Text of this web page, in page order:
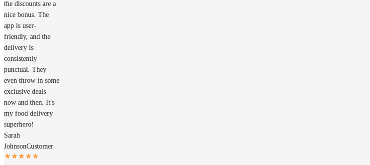
the discounts are a
nice bonus. The
app is user-
friendly, and the
delivery is
consistently
punctual. They
even throw in some
exclusive deals
now and then. It's
my food delivery
superhero!
Sarah
JohnsonCustomer